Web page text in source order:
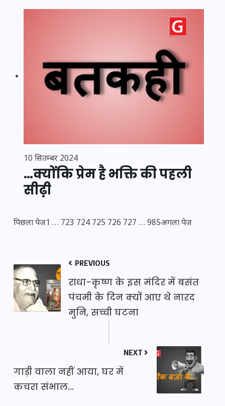
10 सितम्बर 2024
…क्योंकि प्रेम है भक्ति की पहली
सीढ़ी
पिछला पेज1 … 723 724 725 726 727 … 985अगला पेज
PREVIOUS
राधा-कृष्ण के इस मंदिर में बसंत
पंचमी के दिन क्यों आए थे नारद
मुनि, सच्ची घटना
NEXT
गाड़ी वाला नहीं आया, घर में
कचरा संभाल…